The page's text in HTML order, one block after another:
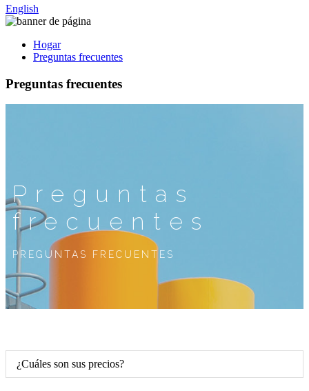
English
Hogar
Preguntas frecuentes
Preguntas frecuentes
Preguntas
frecuentes
PREGUNTAS FRECUENTES
¿Cuáles son sus precios?